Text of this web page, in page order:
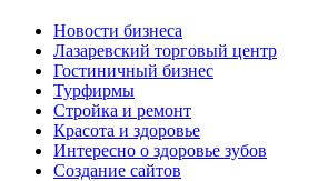
Новости бизнеса
Лазаревский торговый центр
Гостиничный бизнес
Турфирмы
Стройка и ремонт
Красота и здоровье
Интересно о здоровье зубов
Создание сайтов